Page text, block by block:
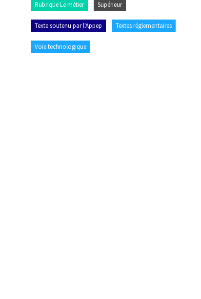
Rubrique Le métier Supérieur
Texte soutenu par l'Appep Textes réglementaires
Voie technologique